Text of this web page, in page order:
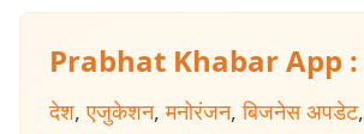
Prabhat Khabar App :
देश, एजुकेशन, मनोरंजन, बिजनेस अपडेट,